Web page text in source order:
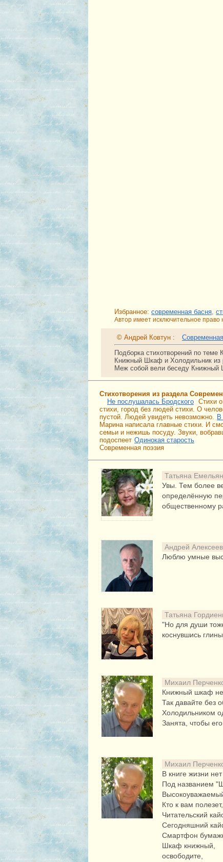
Избранное: современная басня,
Автор имеет исключительное
© Андрей Ковтун :
Подборка стихотворений по
Книжный Шкаф и Холодильник из
Меж собой вели беседу Книжный
Стихотворения из раздела
Не послушалась Бродского Стихи
стихи, город без людей стихи. О
пустой. Людей увидеть невозможно.
В
Марина написала главные стихи. И
семьи и нежишь посуду. Звуки,
подоспеет Одинокая старость
Современная поэзия
Татьяна
Увы. Тем более
определённую
общественному
Андрей
Люблю умные
Татьяна
"Но для души
коснувшись
Михаил
Книжный шкаф
Так давайте без
Холодильником
Занята, чтобы
Михаил
В книге жизни
Под названием
Кто к вам
Читательский
Сегодняшний
Смартфон
Шкаф книжный,
освободите,